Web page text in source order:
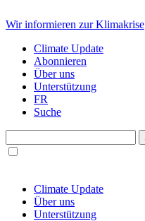
Wir informieren zur Klimakrise
Climate Update
Abonnieren
Über uns
Unterstützung
FR
Suche
Climate Update
Über uns
Unterstützung